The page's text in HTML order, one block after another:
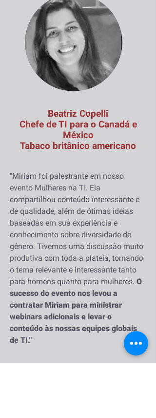
Beatriz Copelli
Chefe de TI para o Canadá e
México
Tabaco britânico americano
"Miriam foi palestrante em nosso
evento Mulheres na TI. Ela
compartilhou conteúdo interessante e
de qualidade, além de ótimas ideias
baseadas em sua experiência e
conhecimento sobre diversidade de
gênero. Tivemos uma discussão muito
produtiva com toda a plateia, tornando
o tema relevante e interessante tanto
para homens quanto para mulheres. O
sucesso do evento nos levou a
contratar Miriam para ministrar
webinars adicionais e levar o
conteúdo às nossas equipes globais
de TI."